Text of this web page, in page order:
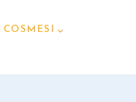
COSMESI